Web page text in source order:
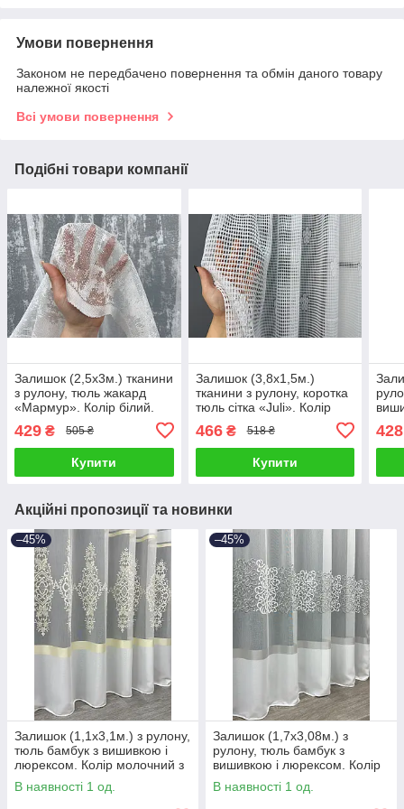
Умови повернення
Законом не передбачено повернення та обмін даного товару
належної якості
Всі умови повернення
Подібні товари компанії
Залишок (2,5х3м.) тканини
з рулону, тюль жакард
«Мармур». Колір білий.
429 ₴ 505 ₴
Купити
Залишок (3,8х1,5м.)
тканини з рулону, коротка
тюль сітка «Juli». Колір
1875ту 00-0036
466₴ 518 ₴
Купити
Код
428
Акційні пропозиції та новинки
–45%
Залишок (1,1х3,1м.) з рулону,
тюль бамбук з вишивкою і
люрексом. Колір молочний з
золотистим. Код 1707ту 00-
920
В наявності 1 од.
–45%
Залишок (1,7х3,08м.) з
рулону, тюль бамбук з
вишивкою і люрексом. Колір
білий з сірим. Код 1711ту 00-
958
В наявності 1 од.